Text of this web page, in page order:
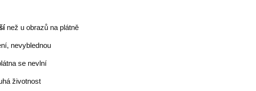
než u obrazů na plátně
nevyblednou
se nevlní
životnost